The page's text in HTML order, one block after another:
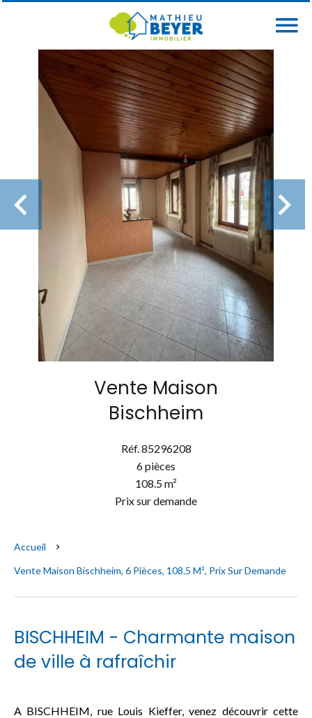
Vente Maison
Bischheim
Réf. 85296208
6 pièces
108.5 m²
Prix sur demande
Accueil
Vente Maison Bischheim, 6 Pièces, 108.5 M², Prix Sur Demande
BISCHHEIM - Charmante maison
de ville à rafraîchir
A BISCHHEIM, rue Louis Kieffer, venez découvrir cette